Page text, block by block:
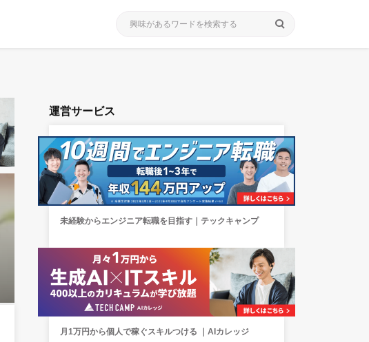
search
運営サービス
未経験からエンジニア転職を目指す｜テックキャンプ
月1万円から個人で稼ぐスキルつける ｜AIカレッジ